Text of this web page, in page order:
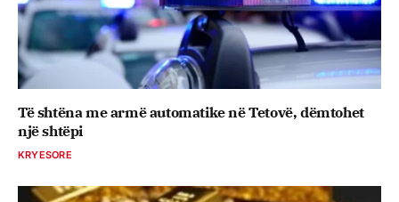
Të shtëna me armë automatike në Tetovë, dëmtohet
një shtëpi
KRYESORE